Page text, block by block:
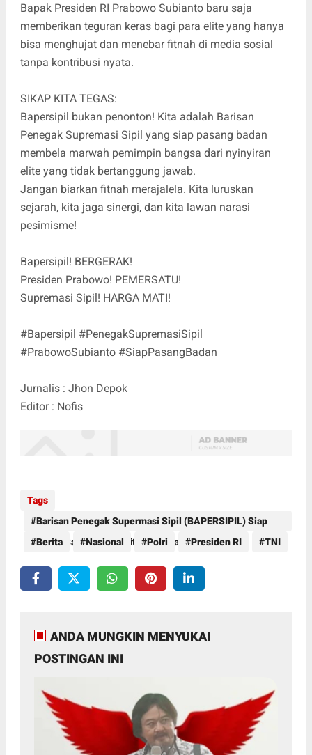
Bapak Presiden RI Prabowo Subianto baru saja
memberikan teguran keras bagi para elite yang hanya
bisa menghujat dan menebar fitnah di media sosial
tanpa kontribusi nyata.
SIKAP KITA TEGAS:
Bapersipil bukan penonton! Kita adalah Barisan
Penegak Supremasi Sipil yang siap pasang badan
membela marwah pemimpin bangsa dari nyinyiran
elite yang tidak bertanggung jawab.
Jangan biarkan fitnah merajalela. Kita luruskan
sejarah, kita jaga sinergi, dan kita lawan narasi
pesimisme!
Bapersipil! BERGERAK!
Presiden Prabowo! PEMERSATU!
Supremasi Sipil! HARGA MATI!
#Bapersipil #PenegakSupremasiSipil
#PrabowoSubianto #SiapPasangBadan
Jurnalis : Jhon Depok
Editor : Nofis
Tags
Barisan Penegak Supermasi Sipil (BAPERSIPIL) Siap
Pasang Badan Lawan Fitnah Terhadap Presiden RI
Berita Nasional Polri Presiden RI TNI
ANDA MUNGKIN MENYUKAI
POSTINGAN INI